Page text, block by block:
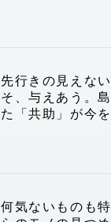
先行きの見えな
そ、与えあう。
た「共助」が今
何気ないものも